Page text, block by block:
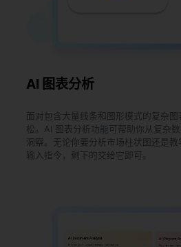
AI 图表分析
面对包含大量线条和图形模式的复杂
松。AI 图表分析功能可帮助你从复杂
洞察。无论你要分析市场柱状图还是
输入指令，剩下的交给它即可。